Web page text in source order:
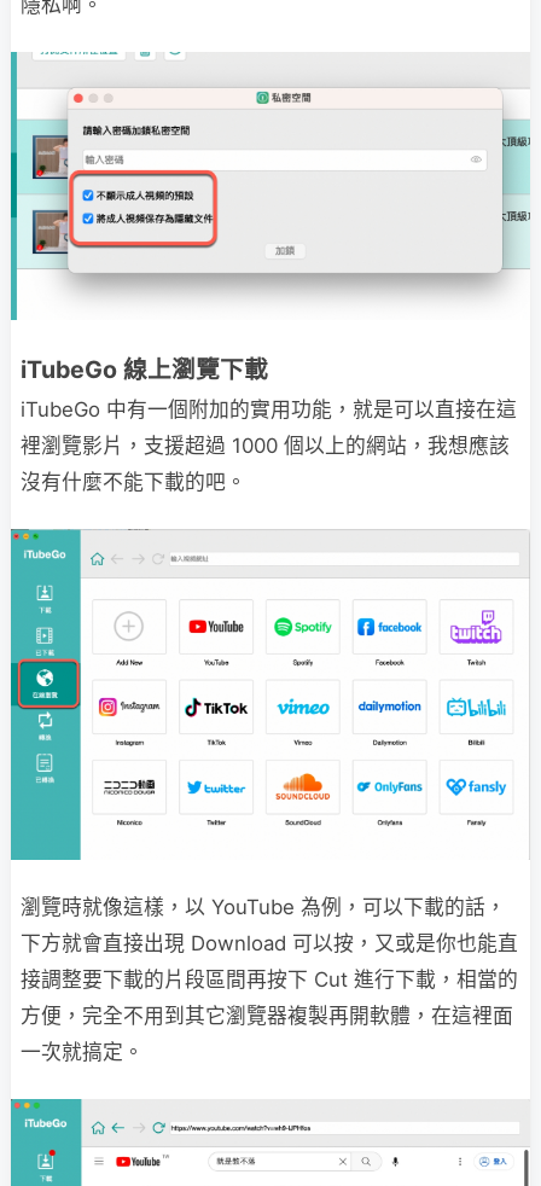
iTubeGo 線上瀏覽下載
iTubeGo 中有一個附加的實用功能，就是可以直接在這
裡瀏覽影片，支援超過 1000 個以上的網站，我想應該
沒有什麼不能下載的吧。
瀏覽時就像這樣，以 YouTube 為例，可以下載的話，
下方就會直接出現 Download 可以按，又或是你也能直
接調整要下載的片段區間再按下 Cut 進行下載，相當的
方便，完全不用到其它瀏覽器複製再開軟體，在這裡面
一次就搞定。